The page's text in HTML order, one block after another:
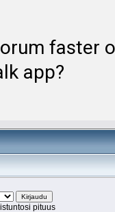
faster
app?
pituus